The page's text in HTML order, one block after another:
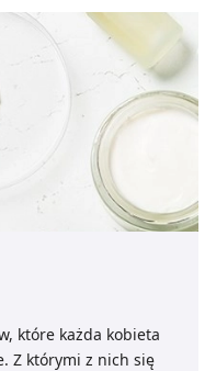
które każda kobieta
Z którymi z nich się